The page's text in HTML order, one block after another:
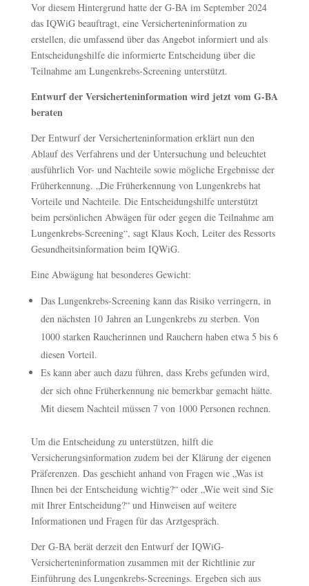
Vor diesem Hintergrund hatte der G-BA im September 2024
das IQWiG beauftragt, eine Versicherteninformation zu
erstellen, die umfassend über das Angebot informiert und als
Entscheidungshilfe die informierte Entscheidung über die
Teilnahme am Lungenkrebs-Screening unterstützt.
Entwurf der Versicherteninformation wird jetzt vom G-BA
beraten
Der Entwurf der Versicherteninformation erklärt nun den
Ablauf des Verfahrens und der Untersuchung und beleuchtet
ausführlich Vor- und Nachteile sowie mögliche Ergebnisse der
Früherkennung. „Die Früherkennung von Lungenkrebs hat
Vorteile und Nachteile. Die Entscheidungshilfe unterstützt
beim persönlichen Abwägen für oder gegen die Teilnahme am
Lungenkrebs-Screening“, sagt Klaus Koch, Leiter des Ressorts
Gesundheitsinformation beim IQWiG.
Eine Abwägung hat besonderes Gewicht:
Das Lungenkrebs-Screening kann das Risiko verringern, in
den nächsten 10 Jahren an Lungenkrebs zu sterben. Von
1000 starken Raucherinnen und Rauchern haben etwa 5 bis 6
diesen Vorteil.
Es kann aber auch dazu führen, dass Krebs gefunden wird,
der sich ohne Früherkennung nie bemerkbar gemacht hätte.
Mit diesem Nachteil müssen 7 von 1000 Personen rechnen.
Um die Entscheidung zu unterstützen, hilft die
Versicherungsinformation zudem bei der Klärung der eigenen
Präferenzen. Das geschieht anhand von Fragen wie „Was ist
Ihnen bei der Entscheidung wichtig?“ oder „Wie weit sind Sie
mit Ihrer Entscheidung?“ und Hinweisen auf weitere
Informationen und Fragen für das Arztgespräch.
Der G-BA berät derzeit den Entwurf der IQWiG-
Versicherteninformation zusammen mit der Richtlinie zur
Einführung des Lungenkrebs-Screenings. Ergeben sich aus